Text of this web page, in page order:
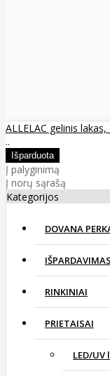
ALLELAC gelinis lakas,
..
Į palyginimą
Į norų sąrašą
Kategorijos
DOVANA
IŠPARDAVIMAS
RINKINIAI
PRIETAISAI
LED/UV